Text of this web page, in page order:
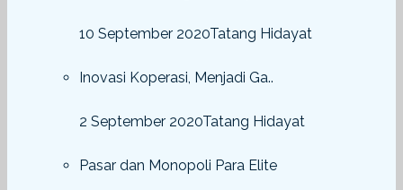
10 September 2020Tatang Hidayat
Inovasi Koperasi, Menjadi Ga..
2 September 2020Tatang Hidayat
Pasar dan Monopoli Para Elite